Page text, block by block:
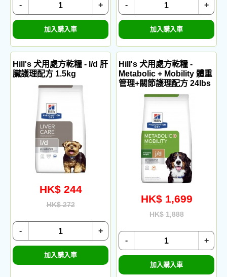
+
-
加入購入車
+
-
加入購入車
Hill's 犬用處方乾糧 - l/d 肝
臟護理配方 1.5kg
HK$ 244
HK$ 272
+
-
加入購入車
Hill's 犬用處方乾糧 -
Metabolic + Mobility 體重
管理+關節護理配方 24lbs
HK$ 1,699
HK$ 1,888
+
-
加入購入車